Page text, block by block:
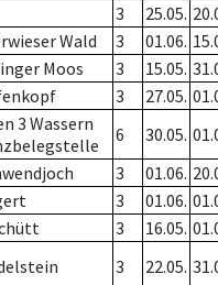
3 25.05.
Wald 3 01.06.
Moos 3 15.05.
3 27.05.
3 Wassern
6 30.05.
3 01.06.
3 01.06.
3 16.05.
3 22.05.